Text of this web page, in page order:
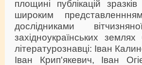
площині публікацій
широким
дослідниками
західноукраїнських
літературознавці: Іван
Іван Крип'якевич, Іван